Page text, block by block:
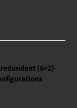
(6+2)-